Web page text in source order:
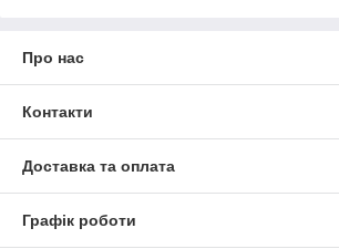
Про нас
Контакти
Доставка та оплата
Графік роботи